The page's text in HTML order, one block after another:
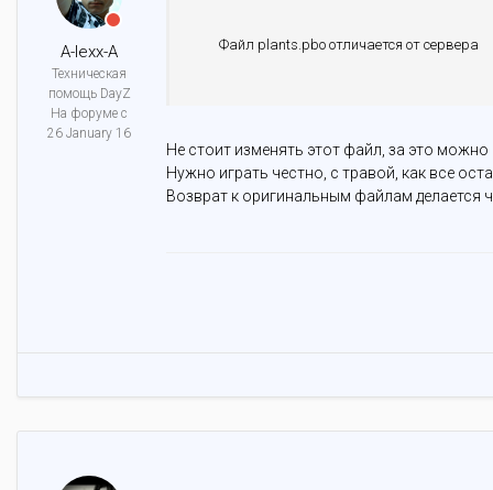
A-lexx-A
Техническая
помощь DayZ
На форуме с
26 January 16
Файл plants.pbo отличается от сервера
Не стоит изменять этот файл, за это можно
Нужно играть честно, с травой, как все
Возврат к оригинальным файлам делается